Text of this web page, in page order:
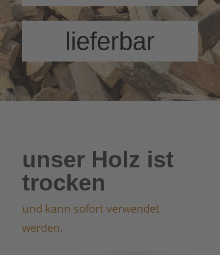
lieferbar
unser Holz ist
trocken
und kann sofort verwendet
werden.